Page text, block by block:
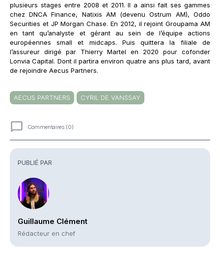
PUBLIÉ PAR
Guillaume Clément
Rédacteur en chef
plusieurs stages entre 2008 et 2011. Il a ainsi fait ses gammes
chez DNCA Finance, Natixis AM (devenu Ostrum AM), Oddo
Securities et JP Morgan Chase. En 2012, il rejoint Groupama AM
en tant qu’analyste et gérant au sein de l’équipe actions
européennes small et midcaps. Puis quittera la filiale de
l’assureur dirigé par Thierry Martel en 2020 pour cofonder
Lonvia Capital. Dont il partira environ quatre ans plus tard, avant
de rejoindre Aecus Partners.
AECUS PARTNERS CYRIL DE VANSSAY
Commentaires (0)